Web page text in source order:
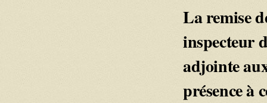
La remise
inspecteur
adjointe
présence à